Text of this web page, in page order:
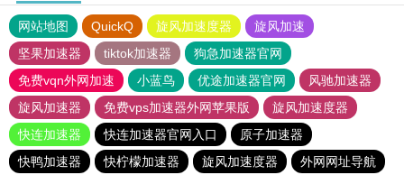
网站地图 QuickQ 旋风加速度器
旋风加速
坚果加速器
tiktok加速器
狗急加速器官网
免费vqn外网加速
小蓝鸟 优途加速器官网
风驰加速器
旋风加速器
免费vps加速器外网苹果版
旋风加速度器
快连加速器
快连加速器官网入口
原子加速器
快鸭加速器
快柠檬加速器 旋风加速度器
外网网址导航